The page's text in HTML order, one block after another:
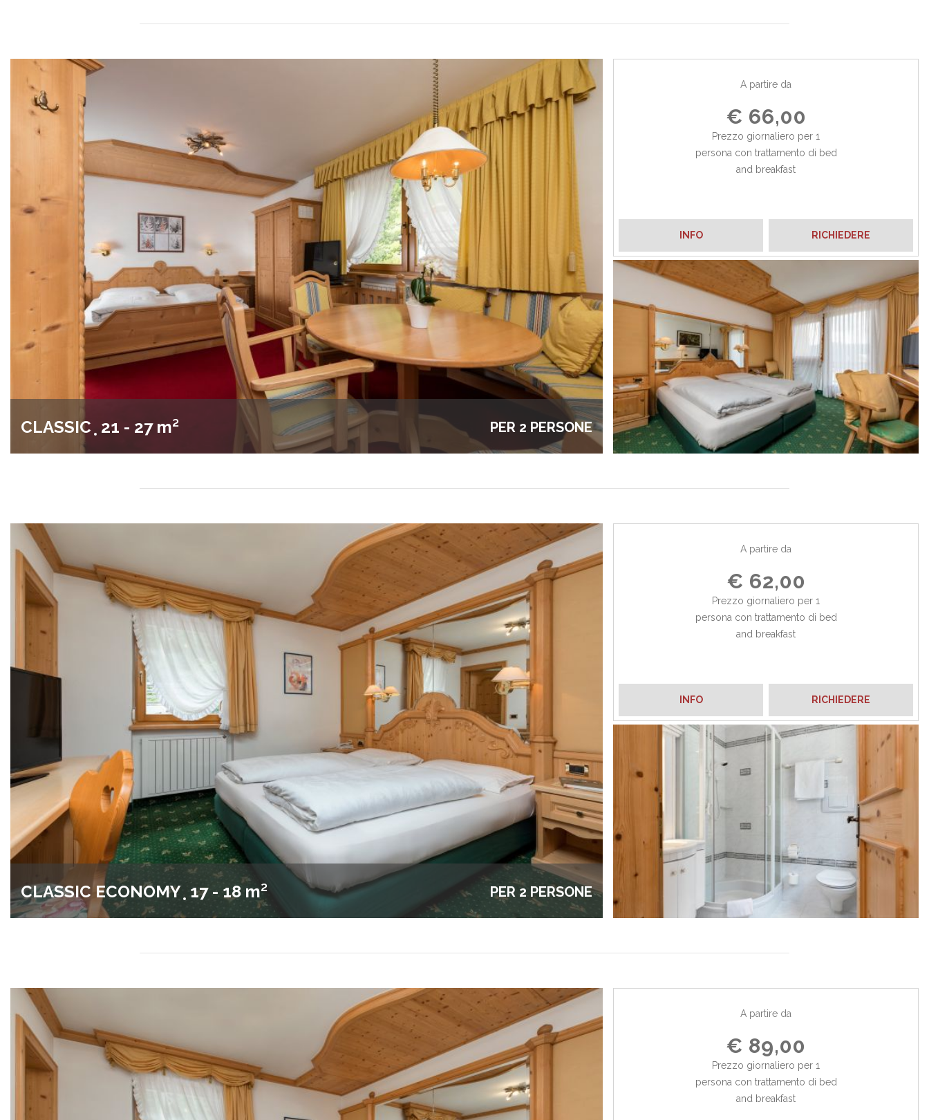
CLASSIC 21 - 27 m² PER 2 PERSONE
A partire da
€ 66,00
Prezzo giornaliero per 1
persona con trattamento di bed
and breakfast
INFO RICHIEDERE
CLASSIC ECONOMY 17 - 18 m² PER 2 PERSONE
A partire da
€ 62,00
Prezzo giornaliero per 1
persona con trattamento di bed
and breakfast
INFO RICHIEDERE
A partire da
€ 89,00
Prezzo giornaliero per 1
persona con trattamento di bed
and breakfast